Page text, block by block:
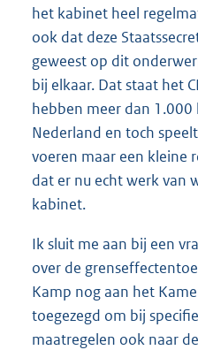
het kabinet heel
ook dat deze
geweest op dit
bij elkaar. Dat staat het
hebben meer dan
Nederland en toch
voeren maar een kleine
dat er nu echt werk van
kabinet.
Ik sluit me aan bij een
over de
Kamp nog aan het
toegezegd om bij
maatregelen ook naar